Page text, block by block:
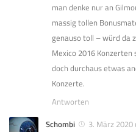
man denke nur an
massig tollen
genauso toll – würd da
Mexico 2016
doch durchaus etwas
Konzerte.
Antworten
Schombi
3. März 2020